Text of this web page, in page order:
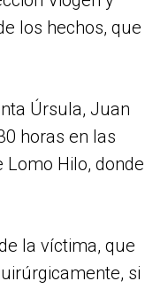
los hechos, que
Úrsula, Juan
horas en las
Hilo, donde
la víctima, que
si